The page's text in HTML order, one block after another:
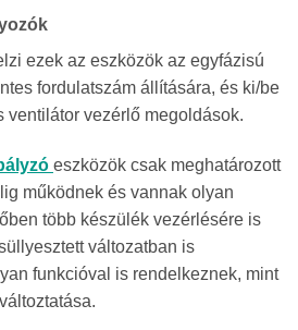
ezek az eszközök az egyfázisú
fordulatszám állítására, és ki/be
ventilátor vezérlő megoldások.
eszközök csak meghatározott
működnek és vannak olyan
több készülék vezérlésére is
változatban is
funkcióval is rendelkeznek, mint